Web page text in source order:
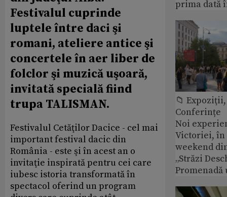
Festivalul cuprinde
luptele între daci şi
romani, ateliere antice şi
concertele în aer liber de
folclor şi muzică uşoară,
invitată specială fiind
trupa TALISMAN.
Festivalul Cetăţilor Dacice - cel mai
important festival dacic din
România - este şi în acest an o
invitaţie inspirată pentru cei care
iubesc istoria transformată în
spectacol oferind un program
prima dată
📁
Conferințe
Noi
Victoriei,
weekend
„Străzi
Promenadă